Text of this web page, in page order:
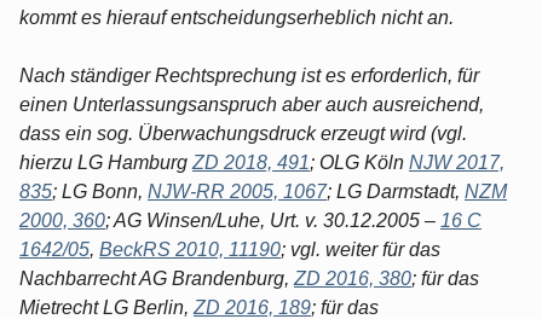
kommt es hierauf entscheidungserheblich nicht an.
Nach ständiger Rechtsprechung ist es erforderlich, für
einen Unterlassungsanspruch aber auch ausreichend,
dass ein sog. Überwachungsdruck erzeugt wird (vgl.
hierzu LG Hamburg ZD 2018, 491; OLG Köln NJW 2017,
835; LG Bonn, NJW-RR 2005, 1067; LG Darmstadt, NZM
2000, 360; AG Winsen/Luhe, Urt. v. 30.12.2005 – 16 C
1642/05, BeckRS 2010, 11190; vgl. weiter für das
Nachbarrecht AG Brandenburg, ZD 2016, 380; für das
Mietrecht LG Berlin, ZD 2016, 189; für das